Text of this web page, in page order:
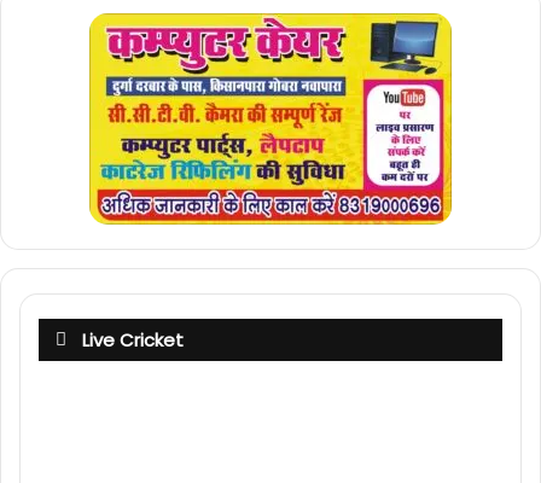
Live Cricket